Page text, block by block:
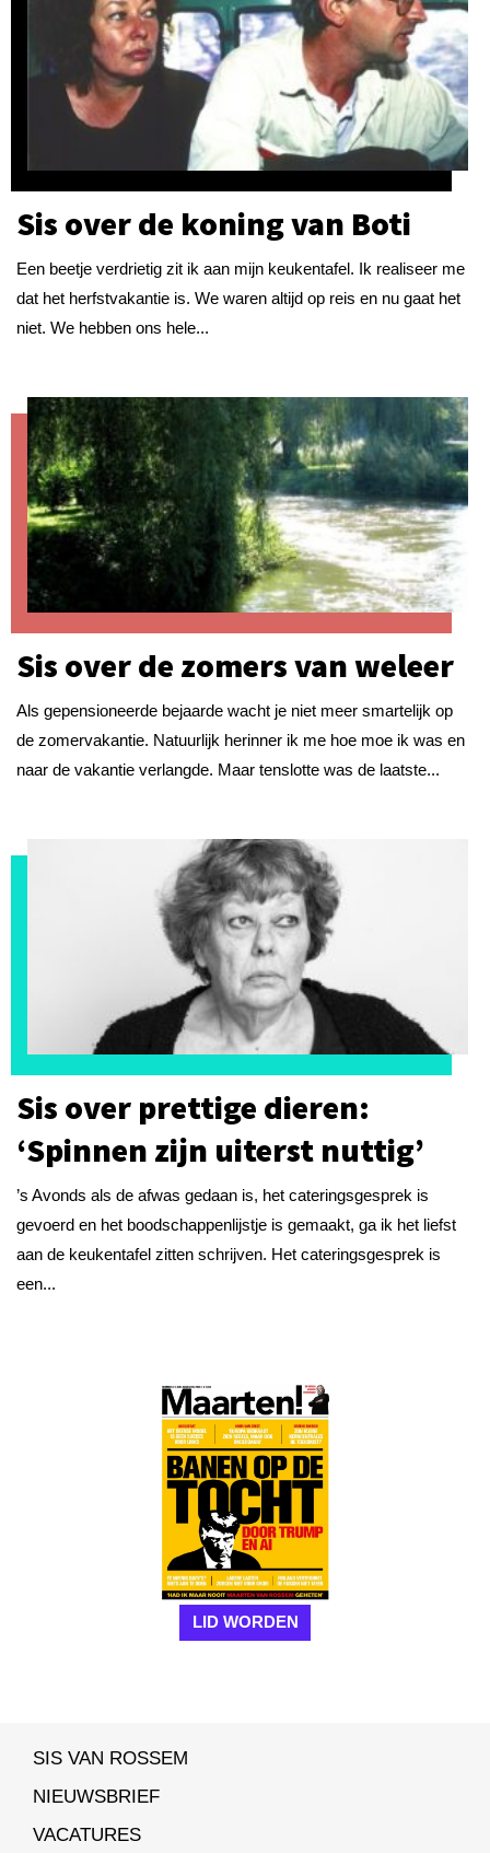
Sis over de koning van Boti
Een beetje verdrietig zit ik aan mijn keukentafel. Ik realiseer me
dat het herfstvakantie is. We waren altijd op reis en nu gaat het
niet. We hebben ons hele...
Sis over de zomers van weleer
Als gepensioneerde bejaarde wacht je niet meer smartelijk op
de zomervakantie. Natuurlijk herinner ik me hoe moe ik was en
naar de vakantie verlangde. Maar tenslotte was de laatste...
Sis over prettige dieren:
‘Spinnen zijn uiterst nuttig’
’s Avonds als de afwas gedaan is, het cateringsgesprek is
gevoerd en het boodschappenlijstje is gemaakt, ga ik het liefst
aan de keukentafel zitten schrijven. Het cateringsgesprek is
een...
LID WORDEN
SIS VAN ROSSEM
NIEUWSBRIEF
VACATURES